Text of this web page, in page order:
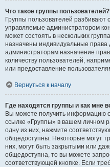
Что такое группы пользователей?
Группы пользователей разбивают
управляемые администратором
может состоять в нескольких
назначены индивидуальные права
администраторам назначение
количеству пользователей,
или предоставление
Вернуться к началу
Где находятся группы и как мне
Вы можете получить информацию
ссылке «Группы» в вашем личном
одну из них, нажмите
общедоступны. Некоторые могут
них, могут быть закрытыми или
общедоступна, то вы можете
соответствующей кнопке. Если